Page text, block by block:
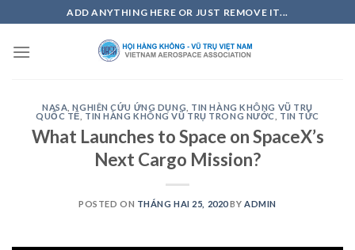
to
content
ADD ANYTHING HERE OR JUST REMOVE IT...
NASA ,NGHIÊN CỨU ỨNG DỤNG
TIN HÀNG KHÔNG VŨ TRỤ
QUỐC TẾ
TIN HÀNG KHÔNG VŨ TRỤ TRONG NƯỚC TIN TỨC
What Launches to Space on SpaceX’s
Next Cargo Mission?
POSTED ON THÁNG HAI 25, 2020BY ADMIN